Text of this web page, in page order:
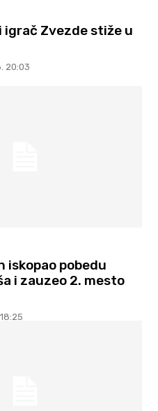
igrač Zvezde stiže u
20:03
iskopao pobedu
i zauzeo 2. mesto